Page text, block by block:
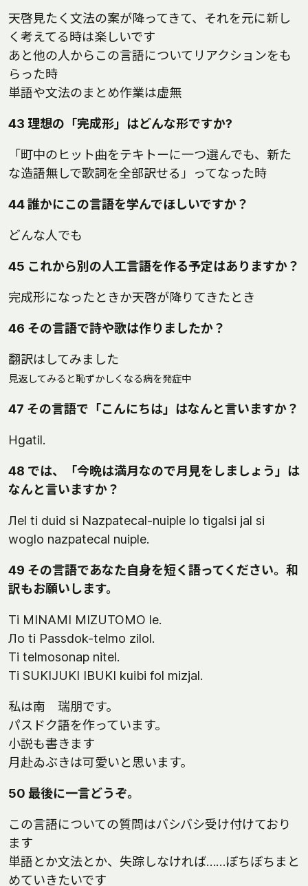
天啓見たく文法の案が降ってきて、それを元に新し
く考えてる時は楽しいです
あと他の人からこの言語についてリアクションをも
らった時
単語や文法のまとめ作業は虚無
43 理想の「完成形」はどんな形ですか?
「町中のヒット曲をテキトーに一つ選んでも、新た
な造語無しで歌詞を全部訳せる」ってなった時
44 誰かにこの言語を学んでほしいですか？
どんな人でも
45 これから別の人工言語を作る予定はありますか？
完成形になったときか天啓が降りてきたとき
46 その言語で詩や歌は作りましたか？
翻訳はしてみました
見返してみると恥ずかしくなる病を発症中
47 その言語で「こんにちは」はなんと言いますか？
Нgatil.
48 では、「今晩は満月なので月見をしましょう」は
なんと言いますか？
Лel ti duid si Nazpatecal-nuiple lo tigalsi jal si
woglo nazpatecal nuiple.
49 その言語であなた自身を短く語ってください。和
訳もお願いします。
Тi MINAMI MIZUTOMO le.
Лo ti Passdok-telmo zilol.
Тi telmosonap nitel.
Тi SUKIJUKI IBUKI kuibi fol mizjal.
私は南 瑞朋です。
パスドク語を作っています。
小説も書きます
月赴ゐぶきは可愛いと思います。
50 最後に一言どうぞ。
この言語についての質問はバシバシ受け付けており
ます
単語とか文法とか、失踪しなければ……ぼちぼちまと
めていきたいです